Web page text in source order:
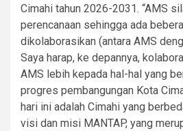
Cimahi tahun 2026-2031. “AMS
perencanaan sehingga ada
dikolaborasikan (antara AMS
Saya harap, ke depannya,
AMS lebih kepada hal-hal yang
progres pembangungan Kota
hari ini adalah Cimahi yang
visi dan misi MANTAP, yang